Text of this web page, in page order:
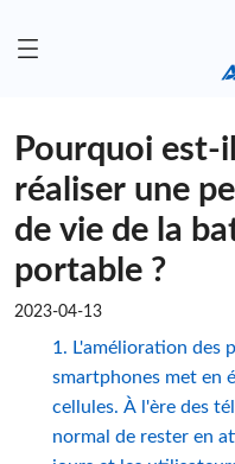
Pourquoi est-
réaliser une
de vie de la
portable ?
2023-04-13
1. L'amélioration des
smartphones met en
cellules. À l'ère des
normal de rester en